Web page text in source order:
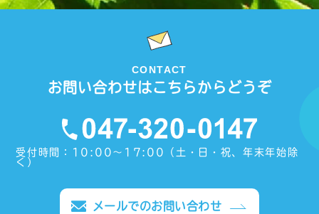
CONTACT
お問い合わせはこちらからどうぞ
受付時間：10:00〜17:00（土・日・祝、年末年始除
く）
メールでのお問い合わせ